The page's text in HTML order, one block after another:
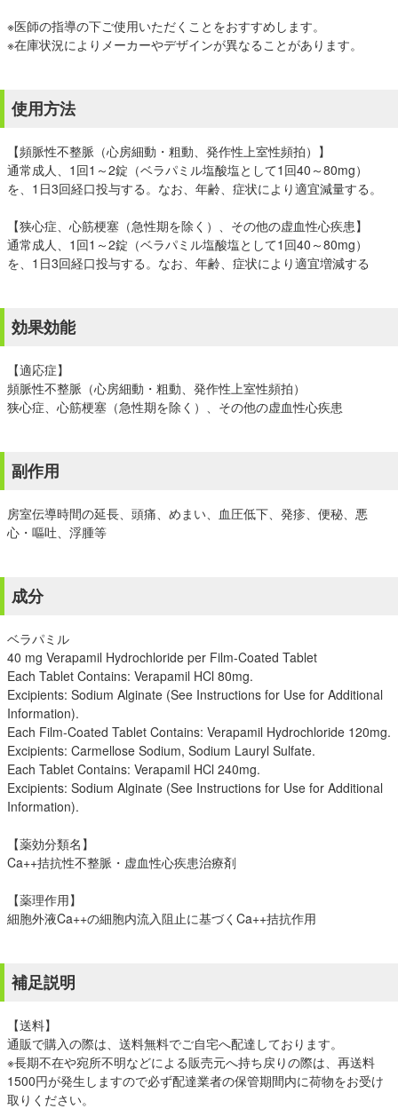
※医師の指導の下ご使用いただくことをおすすめします。
※在庫状況によりメーカーやデザインが異なることがあります。
使用方法
【頻脈性不整脈（心房細動・粗動、発作性上室性頻拍）】
通常成人、1回1～2錠（ベラパミル塩酸塩として1回40～80mg）
を、1日3回経口投与する。なお、年齢、症状により適宜減量する。
【狭心症、心筋梗塞（急性期を除く）、その他の虚血性心疾患】
通常成人、1回1～2錠（ベラパミル塩酸塩として1回40～80mg）
を、1日3回経口投与する。なお、年齢、症状により適宜増減する
効果効能
【適応症】
頻脈性不整脈（心房細動・粗動、発作性上室性頻拍）
狭心症、心筋梗塞（急性期を除く）、その他の虚血性心疾患
副作用
房室伝導時間の延長、頭痛、めまい、血圧低下、発疹、便秘、悪
心・嘔吐、浮腫等
成分
ベラパミル
40 mg Verapamil Hydrochloride per Film-Coated Tablet
Each Tablet Contains: Verapamil HCl 80mg.
Excipients: Sodium Alginate (See Instructions for Use for Additional
Information).
Each Film-Coated Tablet Contains: Verapamil Hydrochloride 120mg.
Excipients: Carmellose Sodium, Sodium Lauryl Sulfate.
Each Tablet Contains: Verapamil HCl 240mg.
Excipients: Sodium Alginate (See Instructions for Use for Additional
Information).
【薬効分類名】
Ca++拮抗性不整脈・虚血性心疾患治療剤
【薬理作用】
細胞外液Ca++の細胞内流入阻止に基づくCa++拮抗作用
補足説明
【送料】
通販で購入の際は、送料無料でご自宅へ配達しております。
※長期不在や宛所不明などによる販売元へ持ち戻りの際は、再送料
1500円が発生しますので必ず配達業者の保管期間内に荷物をお受け
取りください。